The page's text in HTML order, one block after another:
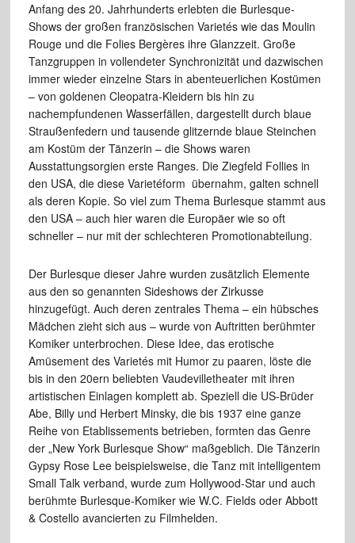
Anfang des 20. Jahrhunderts erlebten die Burlesque-
Shows der großen französischen Varietés wie das Moulin
Rouge und die Folies Bergères ihre Glanzzeit. Große
Tanzgruppen in vollendeter Synchronizität und dazwischen
immer wieder einzelne Stars in abenteuerlichen Kostümen
– von goldenen Cleopatra-Kleidern bis hin zu
nachempfundenen Wasserfällen, dargestellt durch blaue
Straußenfedern und tausende glitzernde blaue Steinchen
am Kostüm der Tänzerin – die Shows waren
Ausstattungsorgien erste Ranges. Die Ziegfeld Follies in
den USA, die diese Varietéform übernahm, galten schnell
als deren Kopie. So viel zum Thema Burlesque stammt aus
den USA – auch hier waren die Europäer wie so oft
schneller – nur mit der schlechteren Promotionabteilung.
Der Burlesque dieser Jahre wurden zusätzlich Elemente
aus den so genannten Sideshows der Zirkusse
hinzugefügt. Auch deren zentrales Thema – ein hübsches
Mädchen zieht sich aus – wurde von Auftritten berühmter
Komiker unterbrochen. Diese Idee, das erotische
Amüsement des Varietés mit Humor zu paaren, löste die
bis in den 20ern beliebten Vaudevilletheater mit ihren
artistischen Einlagen komplett ab. Speziell die US-Brüder
Abe, Billy und Herbert Minsky, die bis 1937 eine ganze
Reihe von Etablissements betrieben, formten das Genre
der „New York Burlesque Show“ maßgeblich. Die Tänzerin
Gypsy Rose Lee beispielsweise, die Tanz mit intelligentem
Small Talk verband, wurde zum Hollywood-Star und auch
berühmte Burlesque-Komiker wie W.C. Fields oder Abbott
& Costello avancierten zu Filmhelden.